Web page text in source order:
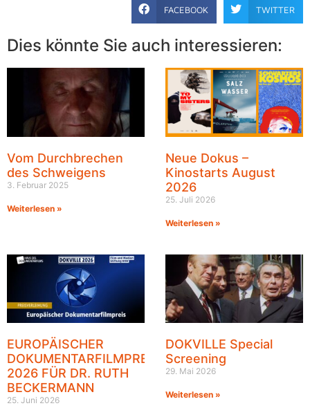
FACEBOOK TWITTER
Dies könnte Sie auch interessieren:
Vom Durchbrechen
des Schweigens
3. Februar 2025
Weiterlesen »
Neue Dokus –
Kinostarts August
2026
25. Juli 2026
Weiterlesen »
EUROPÄISCHER
DOKUMENTARFILMPREIS
2026 FÜR DR. RUTH
BECKERMANN
25. Juni 2026
DOKVILLE Special
Screening
29. Mai 2026
Weiterlesen »